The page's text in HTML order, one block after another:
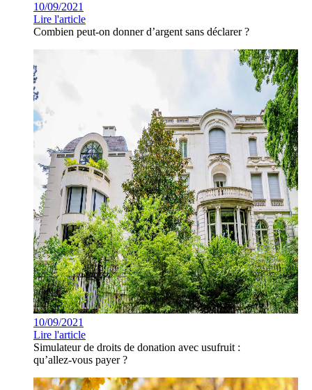
10/09/2021
Lire l'article
Combien peut-on donner d’argent sans déclarer ?
10/09/2021
Lire l'article
Simulateur de droits de donation avec usufruit :
qu’allez-vous payer ?